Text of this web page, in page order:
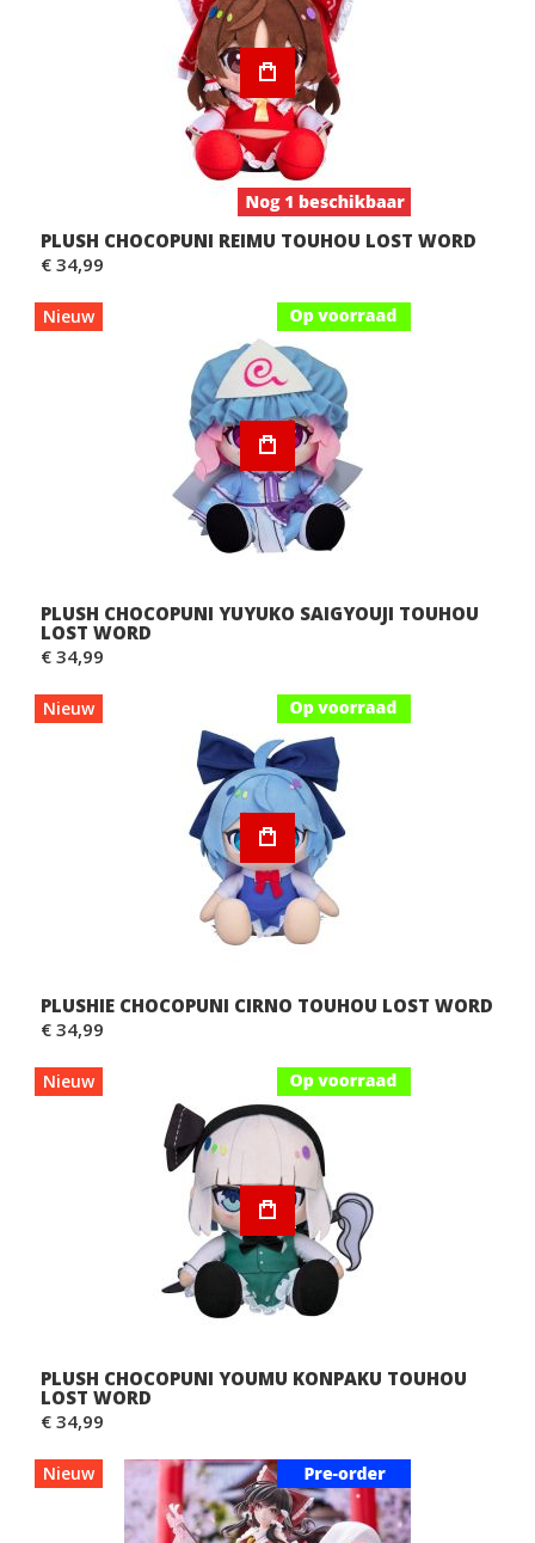
PLUSH CHOCOPUNI REIMU TOUHOU LOST WORD
€ 34,99
Nieuw
PLUSH CHOCOPUNI YUYUKO SAIGYOUJI TOUHOU
LOST WORD
€ 34,99
Nieuw
PLUSHIE CHOCOPUNI CIRNO TOUHOU LOST WORD
€ 34,99
Nieuw
PLUSH CHOCOPUNI YOUMU KONPAKU TOUHOU
LOST WORD
€ 34,99
Nieuw